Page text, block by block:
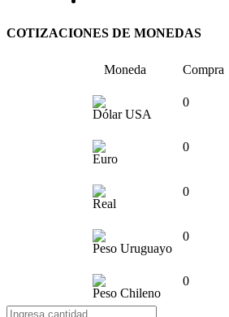
COTIZACIONES DE MONEDAS
Moneda Compra
Dólar USA
0
Euro
0
Real
0
Peso Uruguayo
0
Peso Chileno
0